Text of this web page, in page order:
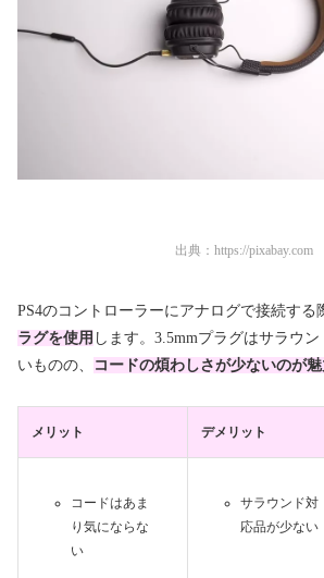
出典： https://pixabay.com
PS4のコントローラーにアナログで接続する
ラグを使用 します。3.5mmプラグはサラウ
いものの、
コードの煩わしさが少ないのが魅
メリット デメリット
コードはあま
り気にならな
い
サラウンド対
応品が少ない